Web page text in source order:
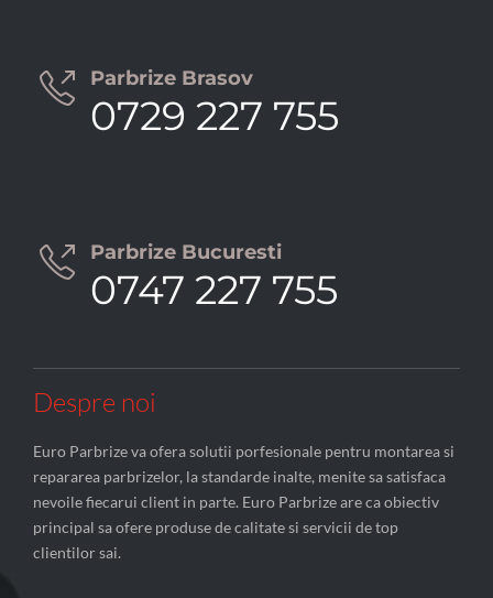
 Parbrize Brasov
0729 227 755
 Parbrize Bucuresti
0747 227 755
Despre noi
Euro Parbrize va ofera solutii porfesionale pentru montarea si
repararea parbrizelor, la standarde inalte, menite sa satisfaca
nevoile fiecarui client in parte. Euro Parbrize are ca obiectiv
principal sa ofere produse de calitate si servicii de top
clientilor sai.